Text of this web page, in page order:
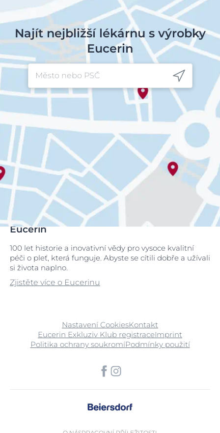
Najít nejbližší lékárnu s výrobky
Eucerin
Eucerin
100 let historie a inovativní vědy pro vysoce kvalitní
péči o pleť, která funguje. Abyste se cítili dobře a užívali
si života naplno.
Zjistěte více o Eucerinu
Nastavení CookiesKontakt
Eucerin Exkluziv Klub registraceImprint
Politika ochrany soukromíPodmínky použití